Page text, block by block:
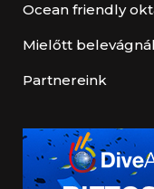
Ocean friendly
Mielőtt
Partnereink